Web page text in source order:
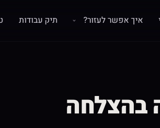
איך אפשר לעזור? תיק עבודות
בהצלחה